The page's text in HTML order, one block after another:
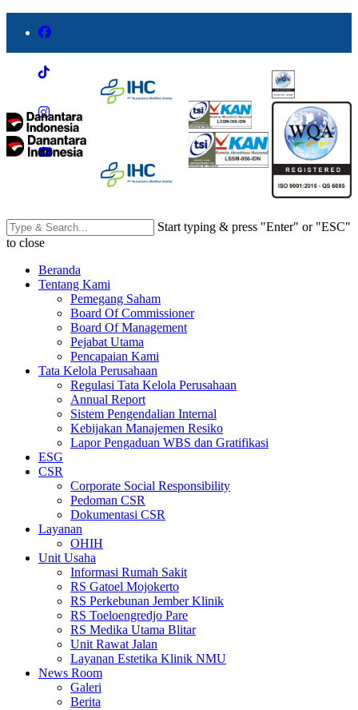
Start typing & press "Enter" or "ESC"
to close
Beranda
Tentang Kami
Pemegang Saham
Board Of Commissioner
Board Of Management
Pejabat Utama
Pencapaian Kami
Tata Kelola Perusahaan
Regulasi Tata Kelola Perusahaan
Annual Report
Sistem Pengendalian Internal
Kebijakan Manajemen Resiko
Lapor Pengaduan WBS dan Gratifikasi
ESG
CSR
Corporate Social Responsibility
Pedoman CSR
Dokumentasi CSR
Layanan
OHIH
Unit Usaha
Informasi Rumah Sakit
RS Gatoel Mojokerto
RS Perkebunan Jember Klinik
RS Toeloengredjo Pare
RS Medika Utama Blitar
Unit Rawat Jalan
Layanan Estetika Klinik NMU
News Room
Galeri
Berita